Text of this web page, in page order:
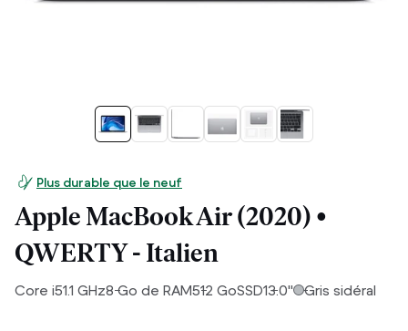
Plus durable que le neuf
Apple MacBook Air (2020) •
QWERTY - Italien
Core i51.1 GHz8Go de RAM512 GoSSD13.0" Gris sidéral